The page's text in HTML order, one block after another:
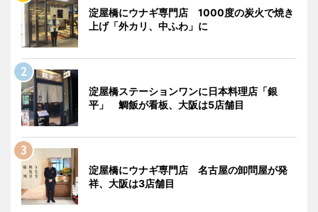
淀屋橋にウナギ専門店 1000度の炭火で焼き
上げ「外カリ、中ふわ」に
淀屋橋ステーションワンに日本料理店「銀
平」 鯛飯が看板、大阪は5店舗目
淀屋橋にウナギ専門店 名古屋の卸問屋が発
祥、大阪は3店舗目